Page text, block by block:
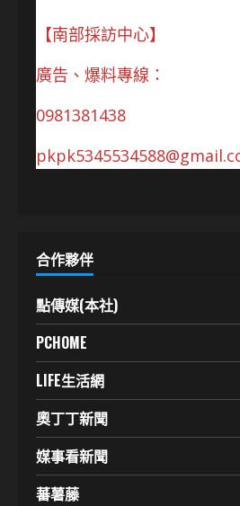
【南部採訪中心】
廣告、爆料專線：
0981381438
合作夥伴
點傳媒(本社)
PCHOME
LIFE生活網
奧丁丁新聞
媒事看新聞
蕃薯藤